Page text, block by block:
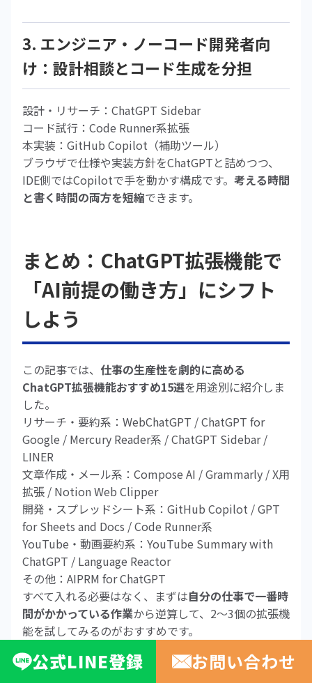
3. エンジニア・ノーコード開発者向
け：設計相談とコード生成を分担
設計・リサーチ：ChatGPT Sidebar
コード試行：Code Runner系拡張
本実装：GitHub Copilot（補助ツール）
ブラウザで仕様や実装方針をChatGPTと詰めつつ、
IDE側ではCopilotで手を動かす構成です。 考える時間
と書く時間の両方を短縮できます。
まとめ：ChatGPT拡張機能で
「AI前提の働き方」にシフト
しよう
この記事では、 仕事の生産性を劇的に高める
ChatGPT拡張機能おすすめ15選を用途別に紹介しま
した。
リサーチ・要約系：WebChatGPT / ChatGPT for
Google / Mercury Reader系 / ChatGPT Sidebar /
LINER
文章作成・メール系：Compose AI / Grammarly / X用
拡張 / Notion Web Clipper
開発・スプレッドシート系：GitHub Copilot / GPT
for Sheets and Docs / Code Runner系
YouTube・動画要約系：YouTube Summary with
ChatGPT / Language Reactor
その他：AIPRM for ChatGPT
すべて入れる必要はなく、まずは自分の仕事で一番時
間がかかっている作業から逆算して、2〜3個の拡張機
能を試してみるのがおすすめです。
ChatGPT拡張機能をうまく使いこなせば、「調べ
る」「まとめる」「書く」「整える」といった作業の
公式LINE登録 お問い合わせ